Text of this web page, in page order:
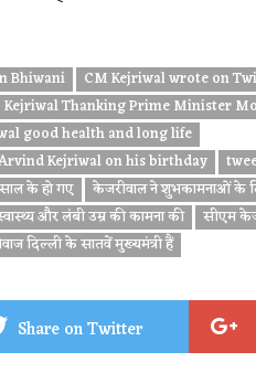
Bhiwani
CM Kejriwal wrote on
Kejriwal Thanking Prime Minister
good health and long life
Kejriwal on his birthday
के हो गए केजरीवाल ने शुभकामनाओं के
और लंबी उम्र की कामना की
सीएम
दिल्ली के सातवें मुख्यमंत्री हैं
Share on Twitter